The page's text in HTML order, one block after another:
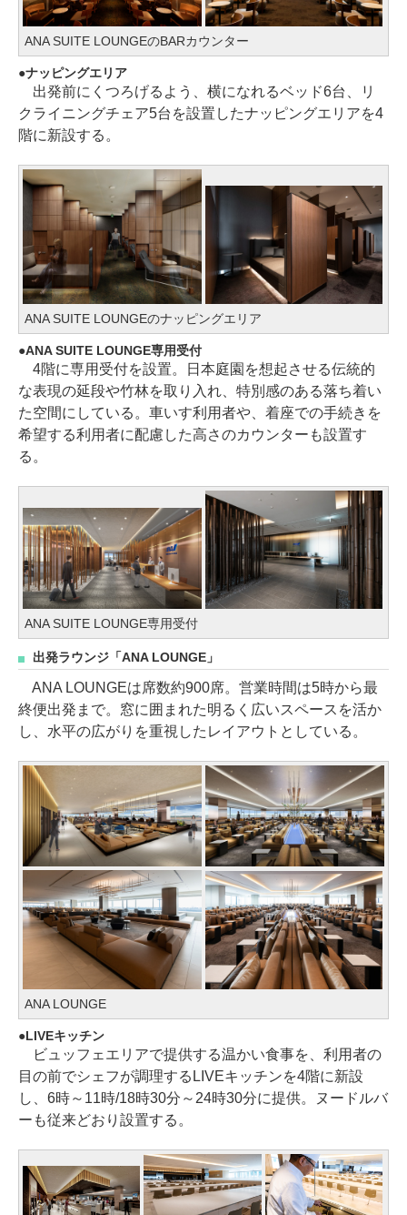
ANA SUITE LOUNGEのBARカウンター
ナッピングエリア
出発前にくつろげるよう、横になれるベッド6台、リ
クライニングチェア5台を設置したナッピングエリアを4
階に新設する。
ANA SUITE LOUNGEのナッピングエリア
ANA SUITE LOUNGE専用受付
4階に専用受付を設置。日本庭園を想起させる伝統的
な表現の延段や竹林を取り入れ、特別感のある落ち着い
た空間にしている。車いす利用者や、着座での手続きを
希望する利用者に配慮した高さのカウンターも設置す
る。
ANA SUITE LOUNGE専用受付
出発ラウンジ「ANA LOUNGE」
ANA LOUNGEは席数約900席。営業時間は5時から最
終便出発まで。窓に囲まれた明るく広いスペースを活か
し、水平の広がりを重視したレイアウトとしている。
ANA LOUNGE
LIVEキッチン
ビュッフェエリアで提供する温かい食事を、利用者の
目の前でシェフが調理するLIVEキッチンを4階に新設
し、6時～11時/18時30分～24時30分に提供。ヌードルバ
ーも従来どおり設置する。